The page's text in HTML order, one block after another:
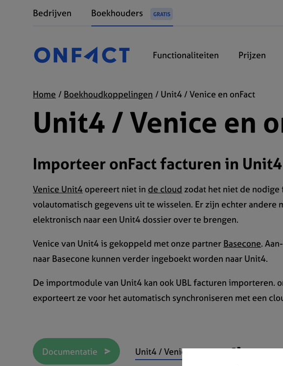
Bedrijven Boekhouders GRATIS
Functionaliteiten Prijzen
Home Boekhoudkoppelingen Unit4 / Venice en onFact
Unit4 / Venice en
Importeer onFact facturen in Unit4
Venice Unit4 opereert niet in de cloud zodat het niet de
volautomatisch gegevens uit te wisselen. Er zijn echter andere
elektronisch naar een Unit4 dossier over te brengen.
Venice van Unit4 is gekoppeld met onze partner Basecone.
naar Basecone kunnen verder ingeboekt worden naar Unit4.
De importmodule van Unit4 kan ook UBL facturen importeren.
exporteert ze voor het automatisch synchroniseren met een
Documentatie Unit4 / Venice en onFact